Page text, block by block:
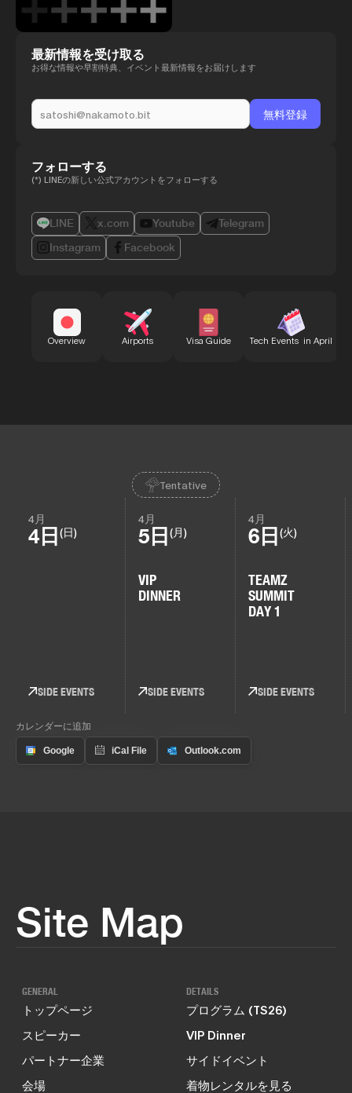
最新情報を受け取る
お得な情報や早割特典、イベント最新情報をお届けします
フォローする
(*) LINEの新しい公式アカウントをフォローする
LINE x.com Youtube
Telegram
Instagram
Facebook
Overview Airports Visa Guide Tech Events in April
Tentative
4月
4日 (日)
SIDE EVENTS
4月
5日 (月)
VIP
DINNER
SIDE EVENTS
4月
6日 (火)
TEAMZ
SUMMIT
DAY 1
SIDE EVENTS
カレンダーに追加
Site Map
GENERAL
トップページ
スピーカー
パートナー企業
会場
DETAILS
プログラム (TS26)
VIP Dinner
サイドイベント
着物レンタルを見る